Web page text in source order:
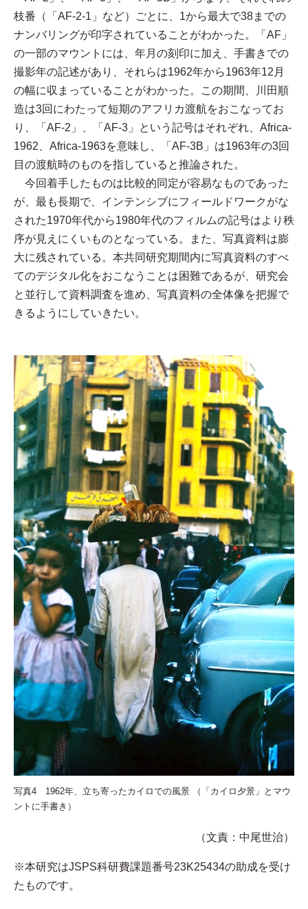
写真4 1962年、立ち寄ったカイロでの風景 （「カイロ夕景」とマウ
ントに手書き）
枝番（「AF-2-1」など）ごとに、1から最大で38までの
ナンバリングが印字されていることがわかった。「AF」
の一部のマウントには、年月の刻印に加え、手書きでの
撮影年の記述があり、それらは1962年から1963年12月
の幅に収まっていることがわかった。この期間、川田順
造は3回にわたって短期のアフリカ渡航をおこなってお
り、「AF-2」、「AF-3」という記号はそれぞれ、Africa-
1962、Africa-1963を意味し、「AF-3B」は1963年の3回
目の渡航時のものを指していると推論された。
今回着手したものは比較的同定が容易なものであった
が、最も長期で、インテンシブにフィールドワークがな
された1970年代から1980年代のフィルムの記号はより秩
序が見えにくいものとなっている。また、写真資料は膨
大に残されている。本共同研究期間内に写真資料のすべ
てのデジタル化をおこなうことは困難であるが、研究会
と並行して資料調査を進め、写真資料の全体像を把握で
きるようにしていきたい。
（文責：中尾世治）
※本研究はJSPS科研費課題番号23K25434の助成を受け
たものです。